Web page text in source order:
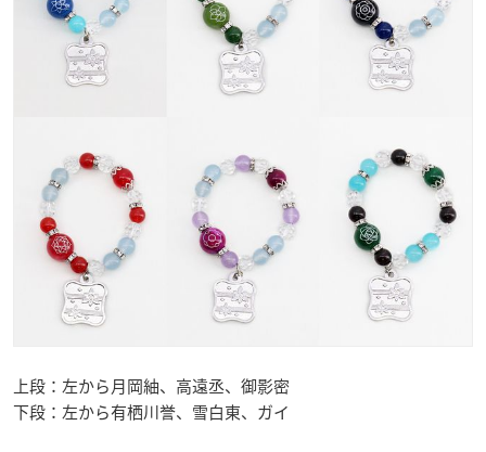
上段：左から月岡紬、高遠丞、御影密
下段：左から有栖川誉、雪白東、ガイ